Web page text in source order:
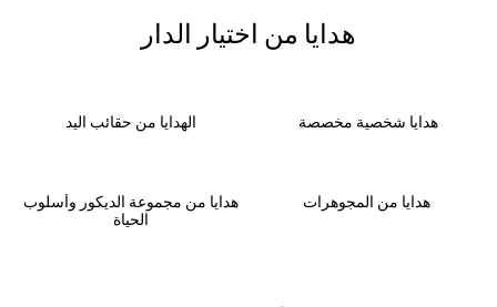
هدايا من اختيار الدار
هدايا شخصية مخصصة الهدايا من حقائب اليد
هدايا من المجوهرات
هدايا من مجموعة الديكور وأسلوب
الحياة